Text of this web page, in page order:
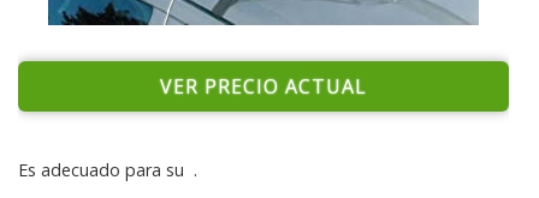
VER PRECIO ACTUAL
Es adecuado para su .